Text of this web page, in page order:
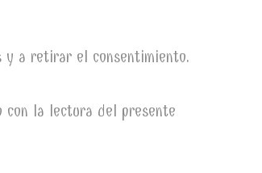
a retirar el consentimiento.
con la lectura del presente